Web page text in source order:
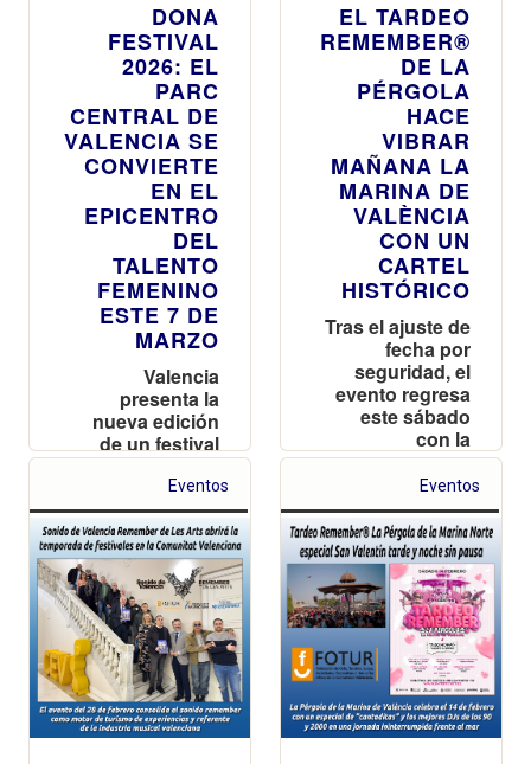
DONA
FESTIVAL
2026: EL
PARC
CENTRAL DE
VALENCIA SE
CONVIERTE
EN EL
EPICENTRO
DEL
TALENTO
FEMENINO
ESTE 7 DE
MARZO
Valencia
presenta la
nueva edición
de un festival
pionero en
España que
reúne a artistas,
cantantes y DJs
en un cartel
íntegramente
femenino
EL TARDEO
REMEMBER®
DE LA
PÉRGOLA
HACE
VIBRAR
MAÑANA LA
MARINA DE
VALÈNCIA
CON UN
CARTEL
HISTÓRICO
Tras el ajuste de
fecha por
seguridad, el
evento regresa
este sábado
con la
incorporación
estrella de
Vicente Ferrer y
una jornada
ininterrumpida
de música de
los 90 y 2000
Eventos Eventos